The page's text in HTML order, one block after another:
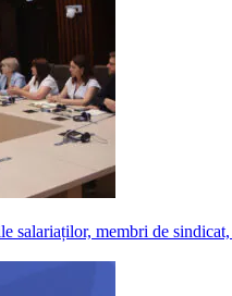
salariaților, membri de